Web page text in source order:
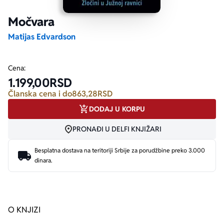
Močvara
Matijas Edvardson
O KNJIZI
Cena:
1.199,00RSD
Članska cena i do863,28RSD
DODAJ U KORPU
PRONAĐI U DELFI KNJIŽARI
Besplatna dostava na teritoriji Srbije za porudžbine preko 3.000
dinara.
Ekranizovane knjige
E-knjige
Poezija
Biografija
Bojan Ljubenović
Milica Jakovljević Mir-Jam
Peter Handke
Elif Šafak